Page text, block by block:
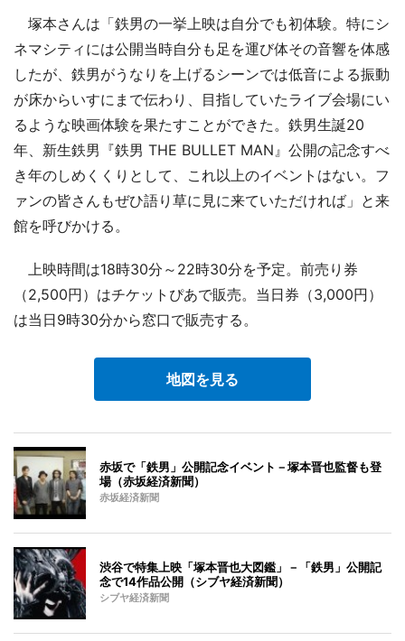
塚本さんは「鉄男の一挙上映は自分でも初体験。特にシ
ネマシティには公開当時自分も足を運び体その音響を体感
したが、鉄男がうなりを上げるシーンでは低音による振動
が床からいすにまで伝わり、目指していたライブ会場にい
るような映画体験を果たすことができた。鉄男生誕20
年、新生鉄男『鉄男 THE BULLET MAN』公開の記念すべ
き年のしめくくりとして、これ以上のイベントはない。フ
ァンの皆さんもぜひ語り草に見に来ていただければ」と来
館を呼びかける。
上映時間は18時30分～22時30分を予定。前売り券
（2,500円）はチケットぴあで販売。当日券（3,000円）
は当日9時30分から窓口で販売する。
地図を見る
赤坂で「鉄男」公開記念イベント－塚本晋也監督も登
場（赤坂経済新聞）
赤坂経済新聞
渋谷で特集上映「塚本晋也大図鑑」－「鉄男」公開記
念で14作品公開（シブヤ経済新聞）
シブヤ経済新聞